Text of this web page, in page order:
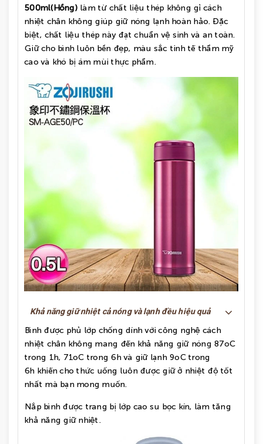
500ml(Hồng)làm từ chất liệu thép không gỉ cách
nhiệt chân không giúp giữ nóng lạnh hoàn hảo. Đặc
biệt, chất liệu thép này đạt chuẩn vệ sinh và an toàn.
Giữ cho bình luôn bền đẹp, màu sắc tinh tế thẩm mỹ
cao và khó bị ám mùi thực phẩm.
Khả năng giữ nhiệt cả nóng và lạnh đều hiệu quả
Bình được phủ lớp chống dính với công nghệ cách
nhiệt chân không mang đến khả năng giữ nóng 87oC
trong 1h, 71oC trong 6h và giữ lạnh 9oC trong
6h khiến cho thức uống luôn được giữ ở nhiệt độ tốt
nhất mà bạn mong muốn.
Nắp bình được trang bị lớp cao su bọc kín, làm tăng
khả năng giữ nhiệt.